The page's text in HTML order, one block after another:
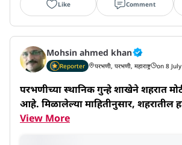
Like Comment
Mohsin ahmed khan
Reporter परभणी, परभणी, महाराष्ट्र on 8 July
परभणीच्या स्थानिक गुन्हे शाखेने शहरात
आहे. मिळालेल्या माहितीनुसार, शहरातील
View More